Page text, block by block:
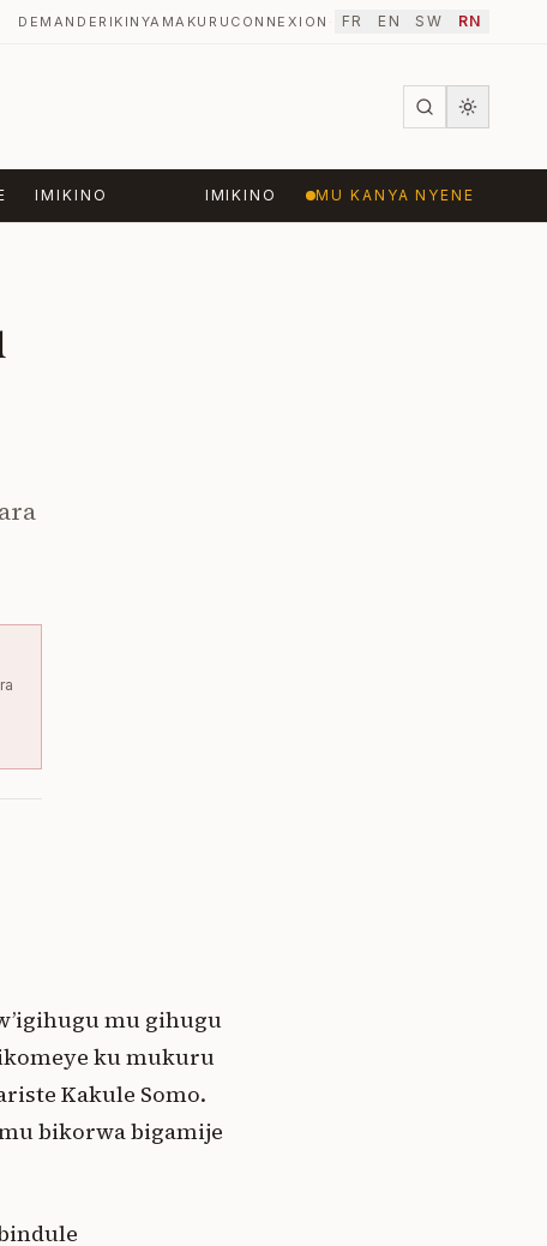
DEMANDER IKINYAMAKURU CONNEXION · FR EN SW RN
IMIKINO IMIKINO MU KANYA NYENE
mu gihugu
ku mukuru
Kakule Somo.
bikorwa bigamije